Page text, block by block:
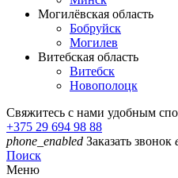
Могилёвская область
Бобруйск
Могилев
Витебская область
Витебск
Новополоцк
Свяжитесь с нами удобным
+375 29 694 98 88
phone_enabled Заказать звонок
Поиск
Меню